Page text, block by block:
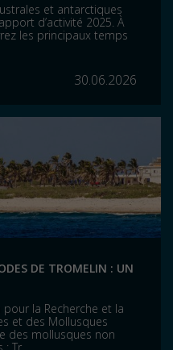
et antarctiques
d’activité 2025. À
les principaux temps
30.06.2026
DE TROMELIN : UN
pour la Recherche et la
et des Mollusques
des mollusques non